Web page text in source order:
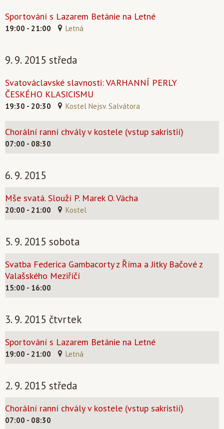
Sportování s Lazarem Betánie na Letné
19:00 - 21:00 Letná
9. 9. 2015 středa
Svatováclavské slavnosti: VARHANNÍ PERLY
ČESKÉHO KLASICISMU
19:30 - 20:30 Kostel Nejsv. Salvátora
Chorální ranní chvály v kostele (vstup sakristií)
07:00 - 08:30
6. 9. 2015
Mše svatá. Slouží P. Marek O. Vácha
20:00 - 21:00 Kostel
5. 9. 2015 sobota
Svatba Federica Gambacorty z Říma a Jitky Bačové z
Valašského Meziříčí
15:00 - 16:00
3. 9. 2015 čtvrtek
Sportování s Lazarem Betánie na Letné
19:00 - 21:00 Letná
2. 9. 2015 středa
Chorální ranní chvály v kostele (vstup sakristií)
07:00 - 08:30